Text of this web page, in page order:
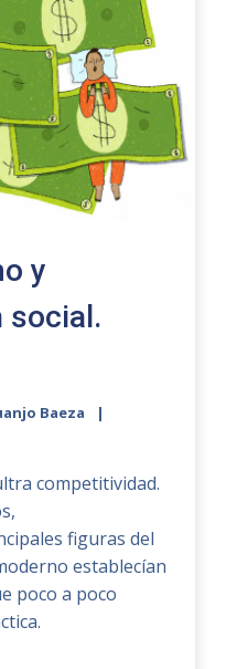
y
social.
Baeza
competitividad.
figuras del
establecían
poco a poco